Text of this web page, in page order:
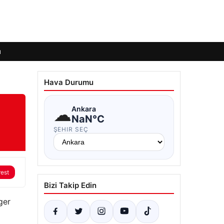
Hava Durumu
☁Ankara
NaN°C
ŞEHIR SEÇ
Bizi Takip Edin